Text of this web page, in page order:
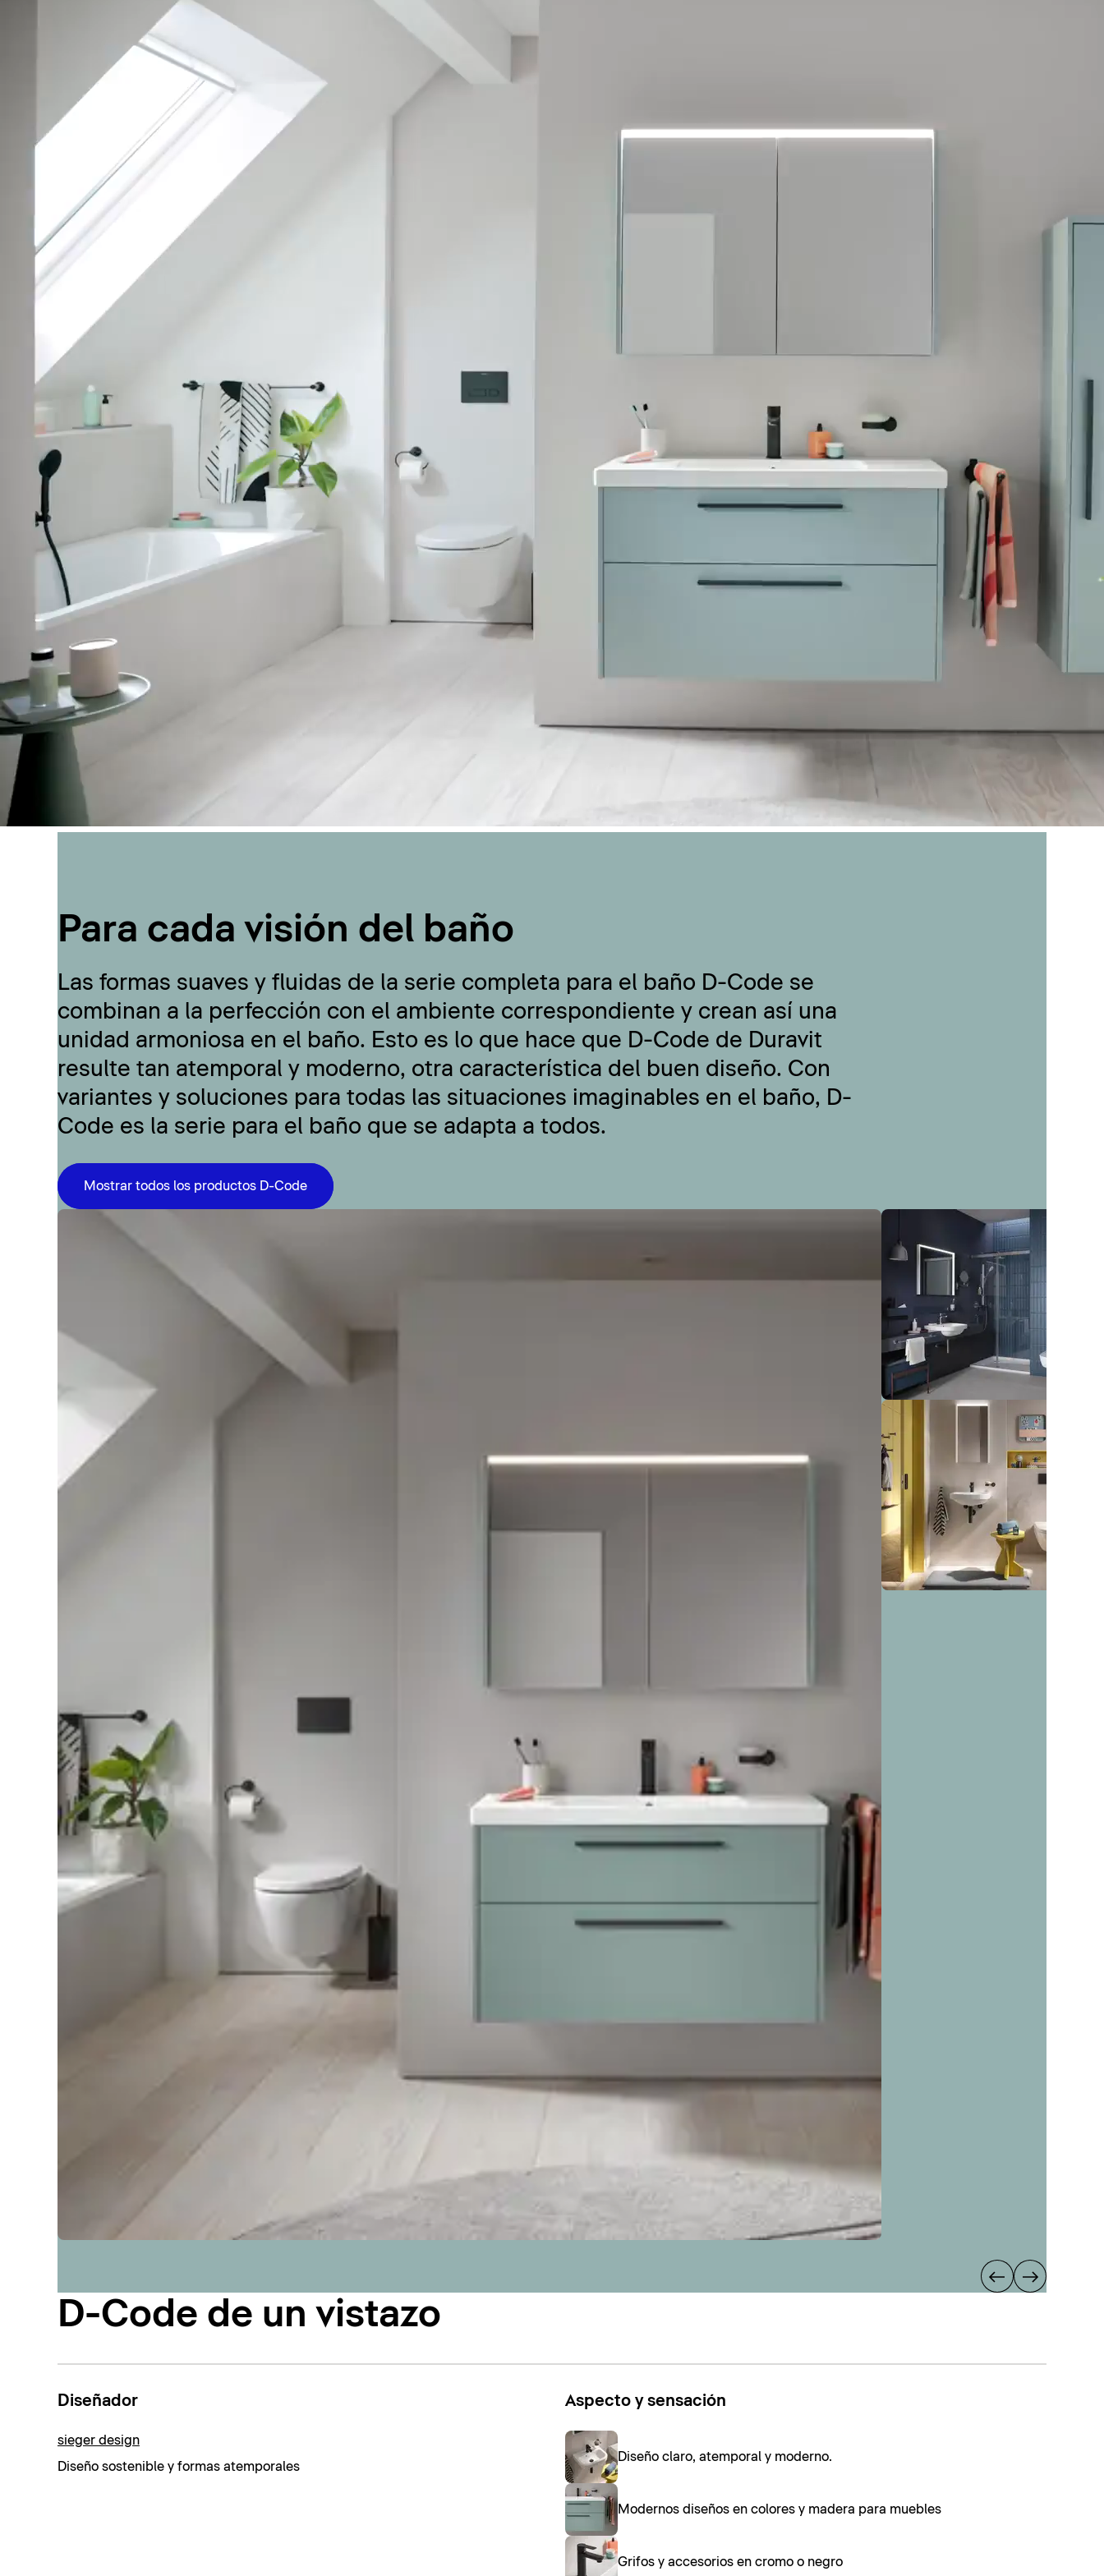
Para cada visión del baño
Las formas suaves y fluidas de la serie completa para el baño D-Code se
combinan a la perfección con el ambiente correspondiente y crean así una
unidad armoniosa en el baño. Esto es lo que hace que D-Code de Duravit
resulte tan atemporal y moderno, otra característica del buen diseño. Con
variantes y soluciones para todas las situaciones imaginables en el baño, D-
Code es la serie para el baño que se adapta a todos.
Mostrar todos los productos D-Code
D-Code de un vistazo
Diseñador
sieger design
Diseño sostenible y formas atemporales
Aspecto y sensación
Diseño claro, atemporal y moderno.
Modernos diseños en colores y madera para muebles
Grifos y accesorios en cromo o negro